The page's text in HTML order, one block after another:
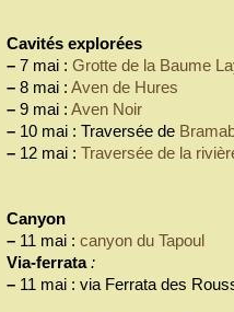
Cavités explorées
– 7 mai : Grotte de la Baume
– 8 mai : Aven de Hures
– 9 mai : Aven Noir
– 10 mai : Traversée de
– 12 mai : Traversée de la
Canyon
– 11 mai : canyon du Tapoul
Via-ferrata:
– 11 mai : via Ferrata des